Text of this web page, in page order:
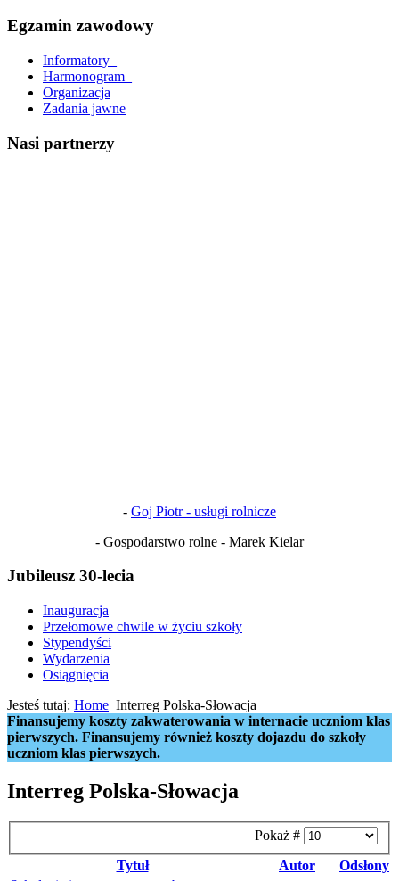
Egzamin zawodowy
Informatory_
Harmonogram_
Organizacja
Zadania jawne
Nasi partnerzy
- Goj Piotr - usługi rolnicze
- Gospodarstwo rolne - Marek Kielar
Jubileusz 30-lecia
Inauguracja
Przełomowe chwile w życiu szkoły
Stypendyści
Wydarzenia
Osiągnięcia
Jesteś tutaj: Home Interreg Polska-Słowacja
Finansujemy koszty zakwaterowania w internacie uczniom klas
pierwszych. Finansujemy również koszty dojazdu do szkoły
uczniom klas pierwszych.
Interreg Polska-Słowacja
Pokaż #
Tytuł
Autor
Odsłony